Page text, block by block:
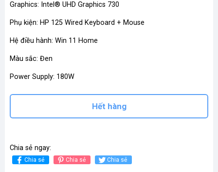
Graphics: Intel® UHD Graphics 730
Phụ kiện: HP 125 Wired Keyboard + Mouse
Hệ điều hành: Win 11 Home
Màu sắc: Đen
Power Supply: 180W
Hết hàng
Chia sẻ ngay:
Chia sẻ Chia sẻ Chia sẻ